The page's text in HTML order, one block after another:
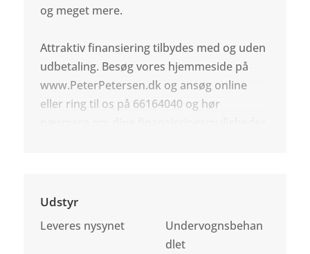
og meget mere.
Attraktiv finansiering tilbydes med og uden
udbetaling. Besøg vores hjemmeside på
www.PeterPetersen.dk og ansøg online
eller ring til os på 66164040 og hør
Udstyr
Leveres nysynet
Undervognsbehan
dlet